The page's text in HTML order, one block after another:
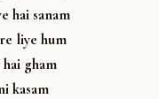
hai sanam
liye hum
gham
kasam